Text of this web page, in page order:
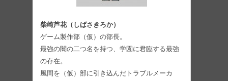
柴崎芦花（しばさきろか）
ゲーム製作部（仮）の部⻑。
最強の闇の二つ名を持つ、学園に君臨する最強
の存在。
風間を（仮）部に引き込んだトラブルメーカ